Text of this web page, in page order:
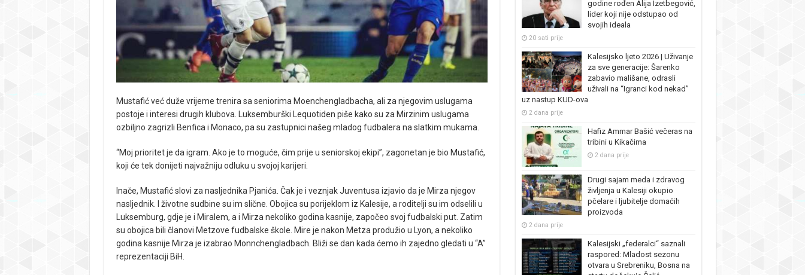
Mustafić već duže vrijeme trenira sa seniorima Moenchengladbacha, ali za njegovim uslugama
postoje i interesi drugih klubova. Luksemburški Lequotiden piše kako su za Mirzinim uslugama
ozbiljno zagrizli Benfica i Monaco, pa su zastupnici našeg mladog fudbalera na slatkim mukama.
“Moj prioritet je da igram. Ako je to moguće, čim prije u seniorskoj ekipi”, zagonetan je bio Mustafić,
koji će tek donijeti najvažniju odluku u svojoj karijeri.
Inače, Mustafić slovi za nasljednika Pjanića. Čak je i veznjak Juventusa izjavio da je Mirza njegov
nasljednik. I životne sudbine su im slične. Obojica su porijeklom iz Kalesije, a roditelji su im odselili u
Luksemburg, gdje je i Miralem, a i Mirza nekoliko godina kasnije, započeo svoj fudbalski put. Zatim
su obojica bili članovi Metzove fudbalske škole. Mire je nakon Metza produžio u Lyon, a nekoliko
godina kasnije Mirza je izabrao Monnchengladbach. Bliži se dan kada ćemo ih zajedno gledati u “A”
reprezentaciji BiH.
godine rođen Alija Izetbegović,
lider koji nije odstupao od
svojih ideala
20 sati prije
Kalesijsko ljeto 2026 | Uživanje
za sve generacije: Šarenko
zabavio mališane, odrasli
uživali na “Igranci kod nekad”
uz nastup KUD-ova
2 dana prije
Hafiz Ammar Bašić večeras na
tribini u Kikačima
2 dana prije
Drugi sajam meda i zdravog
življenja u Kalesiji okupio
pčelare i ljubitelje domaćih
proizvoda
2 dana prije
Kalesijski „federalci“ saznali
raspored: Mladost sezonu
otvara u Srebreniku, Bosna na